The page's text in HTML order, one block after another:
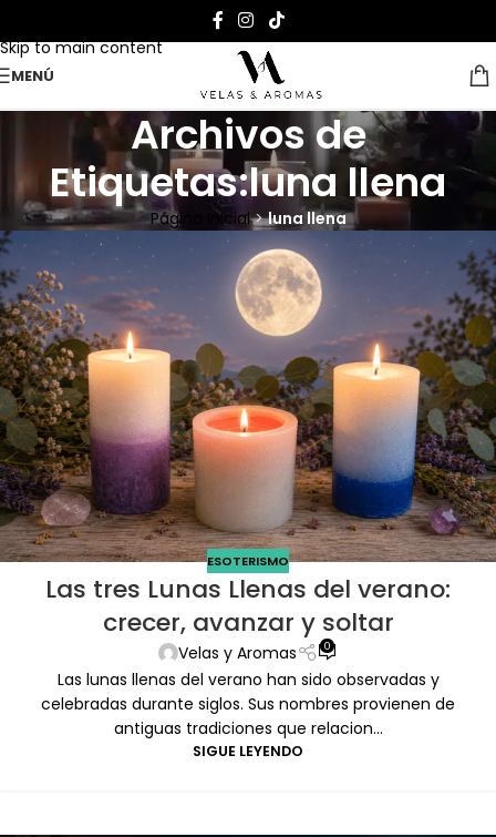
Skip to main content
MENÚ
Archivos de
Etiquetas:luna llena
Página Inicial>luna llena
ESOTERISMO
Las tres Lunas Llenas del verano:
crecer, avanzar y soltar
Velas y Aromas 0
Las lunas llenas del verano han sido observadas y
celebradas durante siglos. Sus nombres provienen de
antiguas tradiciones que relacion...
SIGUE LEYENDO